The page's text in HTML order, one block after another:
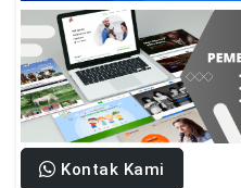
Kontak Kami